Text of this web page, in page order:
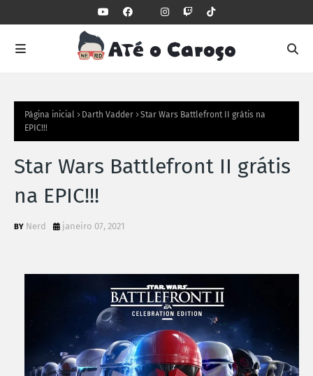
Página inicial Darth Vadder
Star Wars Battlefront II grátis na
EPIC!!!
Star Wars Battlefront II grátis
na EPIC!!!
Nerd janeiro 07, 2021